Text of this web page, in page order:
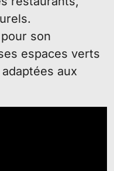
son
espaces verts
aux